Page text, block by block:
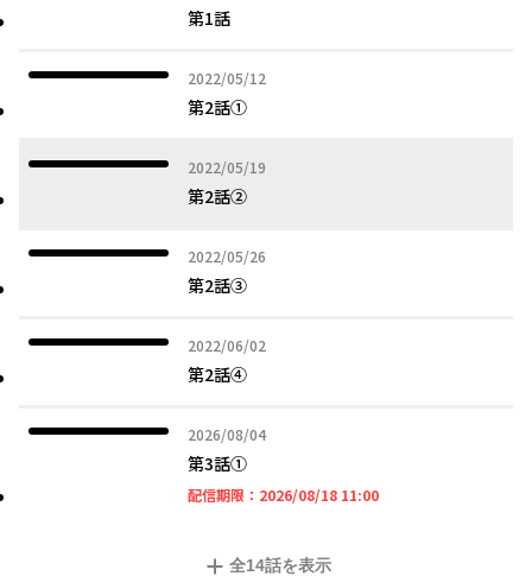
第1話
2022/05/12
2022年05月12日
第2話①
2022/05/19
2022年05月19日
第2話②
2022/05/26
2022年05月26日
第2話③
2022/06/02
2022年06月02日
第2話④
2026/08/04
2026年08月04日
第3話①
配信期限： 2026/08/18 11:002026年08月18日 11時
全14話を表示